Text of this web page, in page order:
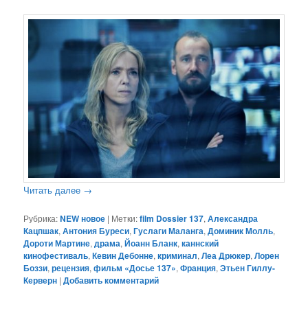
Читать далее →
Рубрика:NEW новое | Метки:film Dossier 137,Александра
Кацпшак,Антония Буреси,Гуслаги Маланга,Доминик Молль,
Дороти Мартине,драма,Йоанн Бланк,каннский
кинофестиваль,Кевин Дебонне,криминал,Леа Дрюкер,Лорен
Боззи,рецензия,фильм «Досье 137»,Франция,Этьен Гиллу-
Керверн |Добавить комментарий